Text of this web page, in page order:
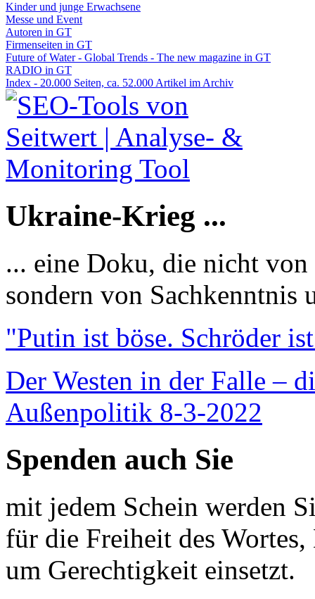
Kinder und junge Erwachsene
Messe und Event
Autoren in GT
Firmenseiten in GT
Future of Water - Global Trends - The new magazine in GT
RADIO in GT
Index - 20.000 Seiten, ca. 52.000 Artikel im Archiv
Ukraine-Krieg ...
... eine Doku, die nicht
sondern von Sachkenntnis
"Putin ist böse. Schröder
Der Westen in der Falle –
Außenpolitik 8-3-2022
Spenden auch Sie
mit jedem Schein werden
für die Freiheit des
um Gerechtigkeit einsetzt.